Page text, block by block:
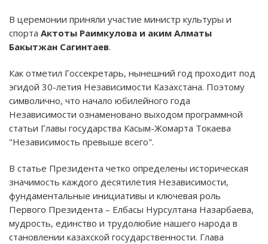
В церемонии приняли участие министр культуры и
спорта Актоты Раимкулова и аким Алматы
Бакытжан Сагинтаев.
Как отметил Госсекретарь, нынешний год проходит под
эгидой 30-летия Независимости Казахстана. Поэтому
символично, что начало юбилейного года
Независимости ознаменовано выходом программной
статьи Главы государства Касым-Жомарта Токаева
"Независимость превыше всего".
В статье Президента четко определены историческая
значимость каждого десятилетия Независимости,
фундаментальные инициативы и ключевая роль
Первого Президента – Елбасы Нурсултана Назарбаева,
мудрость, единство и трудолюбие нашего народа в
становлении казахской государственности. Глава